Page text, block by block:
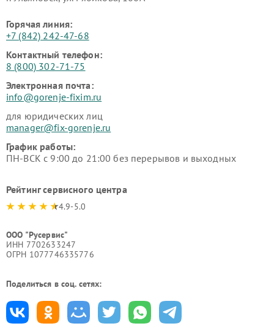
Горячая линия:
+7 (842) 242-47-68
Контактный телефон:
8 (800) 302-71-75
Электронная почта:
info@gorenje-fixim.ru
для юридических лиц
manager@fix-gorenje.ru
График работы:
ПН-ВСК с 9:00 до 21:00 без перерывов и выходных
Рейтинг сервисного центра
4.9-5.0
ООО "Русервис"
ИНН 7702633247
ОГРН 1077746335776
Поделиться в соц. сетях: